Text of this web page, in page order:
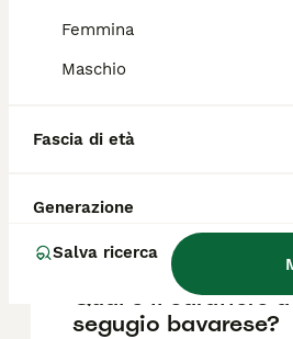
Femmina
Maschio
Fascia di età
Generazione
Salva ricerca
Quanto costa un
segugio bavarese?
Qual è il carattere
segugio bavarese?